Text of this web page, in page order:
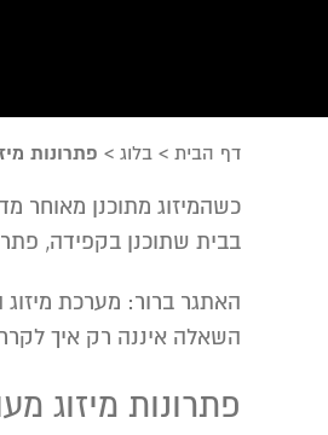
דף הבית > בלוג > פתרונות
כשהמיזוג מתוכנן מאוחר
בבית שתוכנן בקפידה,
האתגר ברור: מערכת מיזוג
השאלה איננה רק איך
פתרונות מיזוג